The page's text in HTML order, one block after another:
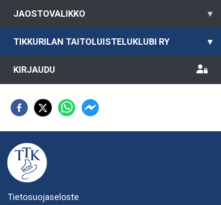
JAOSTOVALIKKO ▾
TIKKURILAN TAITOLUISTELUKLUBI RY ▾
KIRJAUDU
Tietosuojaseloste